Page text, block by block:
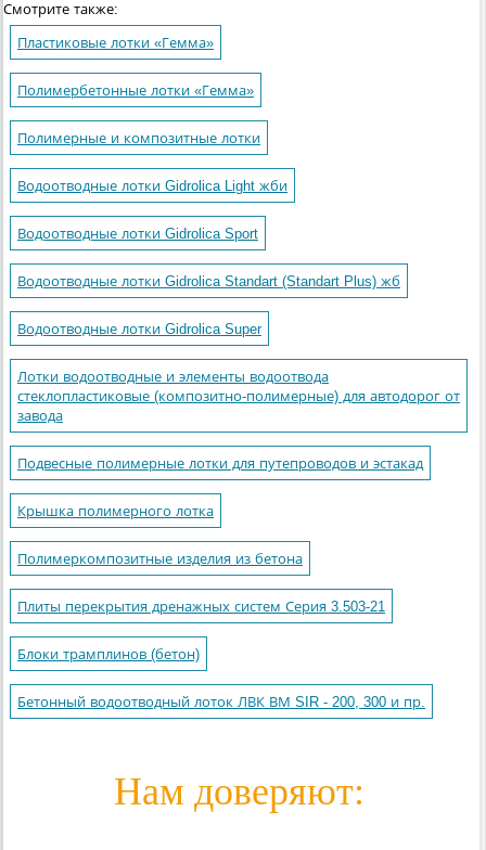
Смотрите также:
Пластиковые лотки «Гемма»
Полимербетонные лотки «Гемма»
Полимерные и композитные лотки
Водоотводные лотки Gidrolica Light жби
Водоотводные лотки Gidrolica Sport
Водоотводные лотки Gidrolica Standart (Standart Plus) жб
Водоотводные лотки Gidrolica Super
Лотки водоотводные и элементы водоотвода
стеклопластиковые (композитно-полимерные) для автодорог от
завода
Подвесные полимерные лотки для путепроводов и эстакад
Крышка полимерного лотка
Полимеркомпозитные изделия из бетона
Плиты перекрытия дренажных систем Серия 3.503-21
Блоки трамплинов (бетон)
Бетонный водоотводный лоток ЛВК ВМ SIR - 200, 300 и пр.
Нам доверяют: